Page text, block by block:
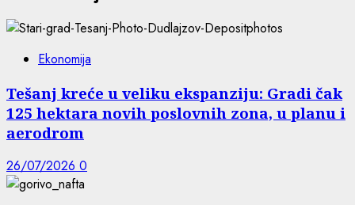
Ekonomija
Tešanj kreće u veliku ekspanziju: Gradi čak
125 hektara novih poslovnih zona, u planu i
aerodrom
26/07/2026 0